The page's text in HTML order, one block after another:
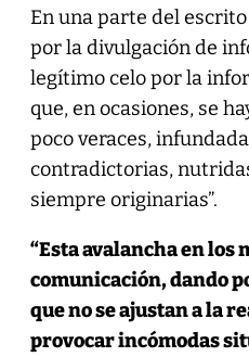
En una parte del
por la divulgación de
legítimo celo por la
que, en ocasiones, se
poco veraces,
contradictorias,
siempre originarias”.
“Esta avalancha en los
comunicación, dando
que no se ajustan a la
provocar incómodas